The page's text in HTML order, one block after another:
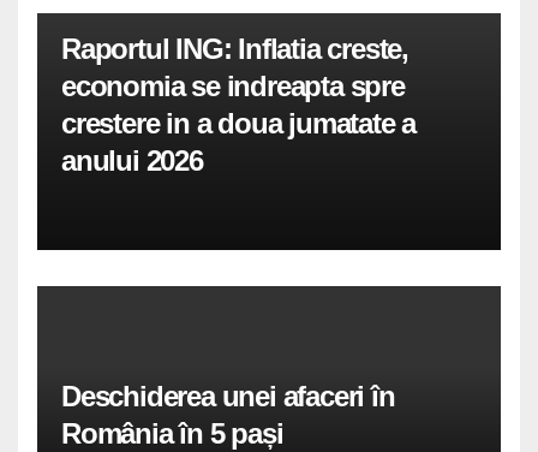
Raportul ING: Inflatia creste,
economia se indreapta spre
crestere in a doua jumatate a
anului 2026
Deschiderea unei afaceri în
România în 5 pași